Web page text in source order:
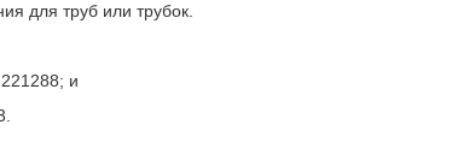
для труб или трубок.
и